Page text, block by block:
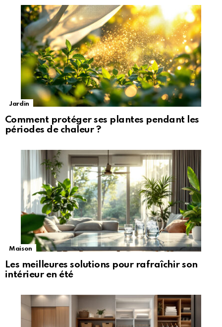
Jardin
Comment protéger ses plantes pendant les
périodes de chaleur ?
Maison
Les meilleures solutions pour rafraîchir son
intérieur en été